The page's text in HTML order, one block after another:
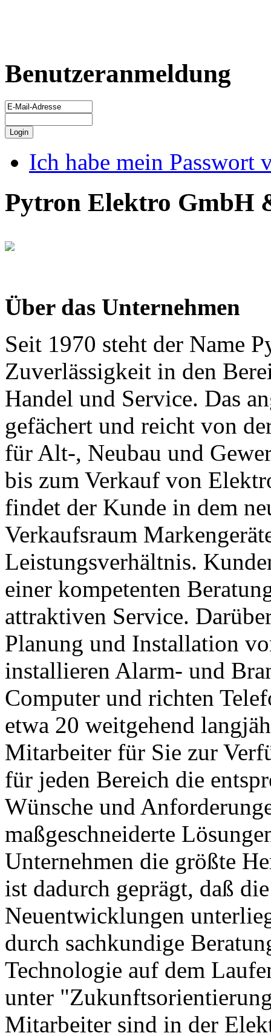
Benutzeranmeldung
Ich habe mein Passwort
Pytron Elektro GmbH
Über das Unternehmen
Seit 1970 steht der Name
Zuverlässigkeit in den
Handel und Service. Das
gefächert und reicht von
für Alt-, Neubau und
bis zum Verkauf von
findet der Kunde in dem
Verkaufsraum
Leistungsverhältnis.
einer kompetenten
attraktiven Service.
Planung und Installation
installieren Alarm- und
Computer und richten
etwa 20 weitgehend
Mitarbeiter für Sie zur
für jeden Bereich die
Wünsche und
maßgeschneiderte
Unternehmen die größte
ist dadurch geprägt, daß
Neuentwicklungen
durch sachkundige
Technologie auf dem
unter
Mitarbeiter sind in der